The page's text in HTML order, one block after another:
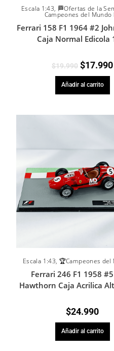
Escala 1:43, 🏁Ofertas de la
Campeones del Mundo
Ferrari 158 F1 1964 #2
Caja Normal Edicola
$19.990 $17.990
Añadir al carrito
Escala 1:43, 🏆Campeones del
Ferrari 246 F1 1958
Hawthorn Caja Acrilica
$24.990
Añadir al carrito